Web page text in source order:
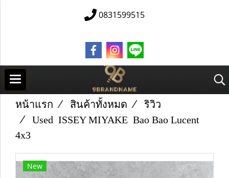
0831599515
หน้าแรก สินค้าทั้งหมด
ริวิว
Used IS​S​E​Y​ M​IY​A​K​E Bao​ Bao​ Lucent
4x3
New